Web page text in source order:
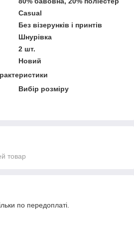
Casual
Без візерунків і принтів
Шнурівка
2 шт.
Новий
Вибір розміру
товар
по передоплаті.